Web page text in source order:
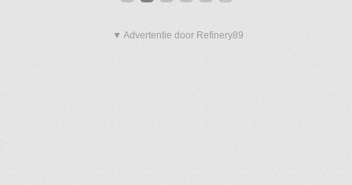
▼ Advertentie door Refinery89